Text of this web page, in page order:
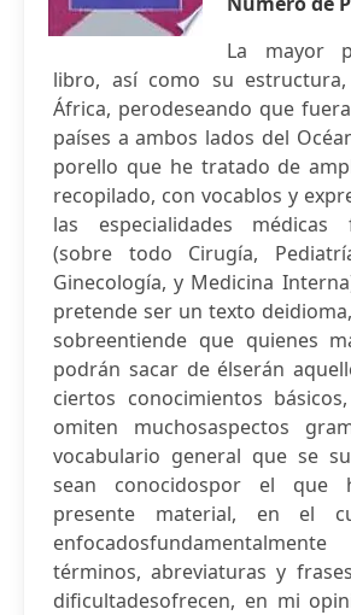
La mayor
libro, así como su
África, perodeseando que
países a ambos lados del
porello que he tratado de
recopilado, con vocablos y
las especialidades médicas
(sobre todo Cirugía,
Ginecología, y Medicina
pretende ser un texto
sobreentiende que quienes
podrán sacar de élserán
ciertos conocimientos
omiten muchosaspectos
vocabulario general que se
sean conocidospor el que
presente material, en el
términos, abreviaturas y
dificultadesofrecen, en mi